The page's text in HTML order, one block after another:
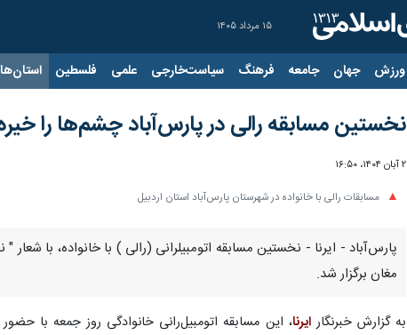
۱۵ مرداد ۱۴۰۵
ورزش جهان جامعه فرهنگ سیاست‌خارجی علمی فلسطین استان‌ها
نخستین مسابقه رالی در پارس‌آباد چشم‌ها را
۲ آبان ۱۴۰۴، ۱۶:۵۰
مسابقات رالی با خانواده در شهرستان پارس‌آباد استان اردبیل
مغان برگزار شد.
به گزارش خبرنگارایرنا، این مسابقه اتومبیل‌رانی خانوادگی روز جمعه با